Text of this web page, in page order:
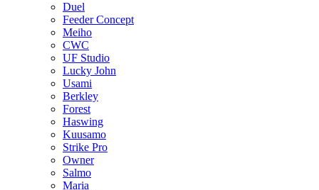
Duel
Feeder Concept
Meiho
CWC
UF Studio
Lucky John
Usami
Berkley
Forest
Haswing
Kuusamo
Strike Pro
Owner
Salmo
Maria